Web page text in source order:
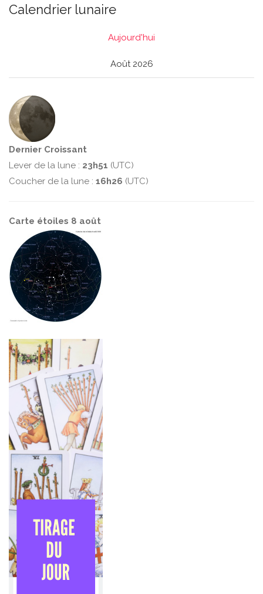
Calendrier lunaire
Aujourd'hui
Août 2026
Dernier Croissant
Lever de la lune : 23h51 (UTC)
Coucher de la lune : 16h26 (UTC)
Carte étoiles 8 août